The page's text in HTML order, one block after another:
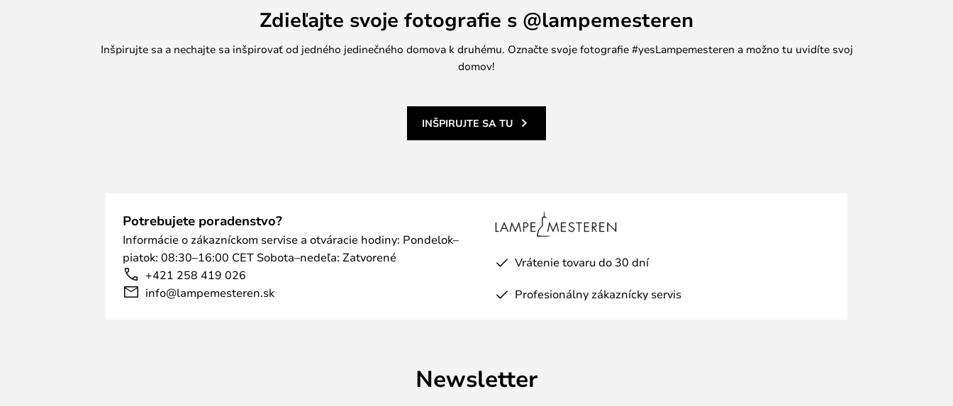
Zdieľajte svoje fotografie s @lampemesteren
Inšpirujte sa a nechajte sa inšpirovať od jedného jedinečného domova k druhému. Označte svoje fotografie #yesLampemesteren a možno tu uvidíte svoj
domov!
INŠPIRUJTE SA TU
Potrebujete poradenstvo?
Informácie o zákazníckom servise a otváracie hodiny: Pondelok–
piatok: 08:30–16:00 CET Sobota–nedeľa: Zatvorené
+421 258 419 026
info@lampemesteren.sk
Vrátenie tovaru do 30 dní
Profesionálny zákaznícky servis
Newsletter